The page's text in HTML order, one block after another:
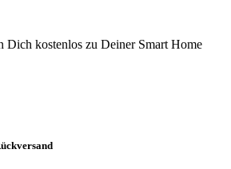
Dich kostenlos zu Deiner Smart Home